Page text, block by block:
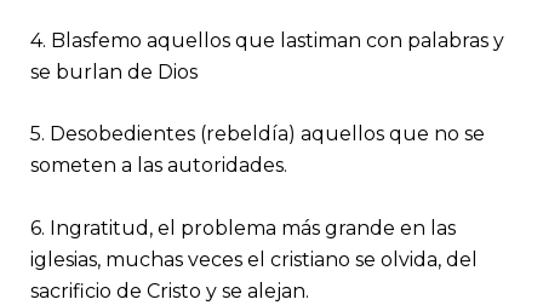
4. Blasfemo aquellos que lastiman con palabras y
se burlan de Dios
5. Desobedientes (rebeldía) aquellos que no se
someten a las autoridades.
6. Ingratitud, el problema más grande en las
iglesias, muchas veces el cristiano se olvida, del
sacrificio de Cristo y se alejan.